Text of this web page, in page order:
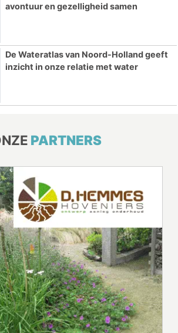
avontuur en gezelligheid samen
De Wateratlas van Noord-Holland geeft
inzicht in onze relatie met water
PARTNERS